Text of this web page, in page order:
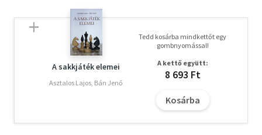
A sakkjáték elemei
Asztalos Lajos, Bán Jenő
Tedd kosárba mindkettőt egy
gombnyomással!
A kettő együtt:
8 693 Ft
Kosárba